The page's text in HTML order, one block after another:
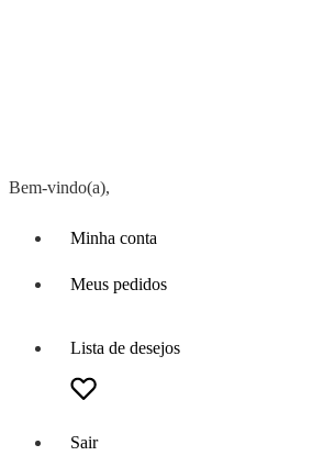
Bem-vindo(a),
Minha conta
Meus pedidos
Lista de desejos
Sair